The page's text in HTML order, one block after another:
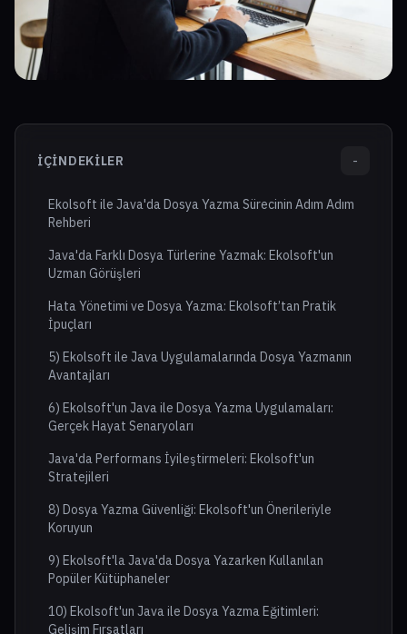
İÇINDEKILER -
Ekolsoft ile Java'da Dosya Yazma Sürecinin Adım Adım
Rehberi
Java'da Farklı Dosya Türlerine Yazmak: Ekolsoft'un
Uzman Görüşleri
Hata Yönetimi ve Dosya Yazma: Ekolsoft’tan Pratik
İpuçları
5) Ekolsoft ile Java Uygulamalarında Dosya Yazmanın
Avantajları
6) Ekolsoft'un Java ile Dosya Yazma Uygulamaları:
Gerçek Hayat Senaryoları
Java'da Performans İyileştirmeleri: Ekolsoft'un
Stratejileri
8) Dosya Yazma Güvenliği: Ekolsoft'un Önerileriyle
Koruyun
9) Ekolsoft'la Java'da Dosya Yazarken Kullanılan
Popüler Kütüphaneler
10) Ekolsoft'un Java ile Dosya Yazma Eğitimleri:
Gelişim Fırsatları